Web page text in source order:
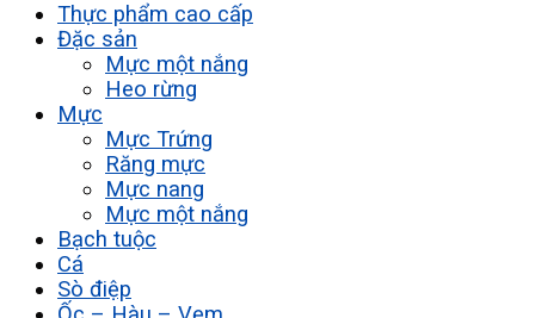
Thực phẩm cao cấp
Đặc sản
Mực một nắng
Heo rừng
Mực
Mực Trứng
Răng mực
Mực nang
Mực một nắng
Bạch tuộc
Cá
Sò điệp